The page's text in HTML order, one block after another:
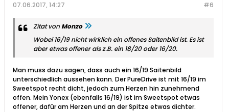
#6
07.06.2017, 14:27
Zitat vonMonzo
Wobei 16/19 nicht wirklich ein offenes Saitenbild ist. Es ist
aber etwas offener als z.B. ein 18/20 oder 16/20.
Man muss dazu sagen, dass auch ein 16/19 Saitenbild
unterschiedlich aussehen kann. Der PureDrive ist mit 16/19 im
Sweetspot recht dicht, jedoch zum Herzen hin zunehmend
offen. Mein Yonex (ebenfalls 16/19) ist im Sweetspot etwas
offener, dafür am Herzen und an der Spitze etwas dichter.